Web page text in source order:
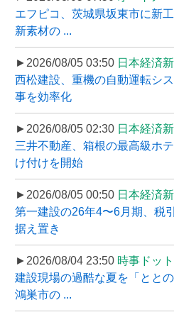
エフピコ、茨城県坂東市に新
新素材の ...
►2026/08/05 03:50 日本経済
西松建設、重機の自動運転シ
事を効率化
►2026/08/05 02:30 日本経済
三井不動産、箱根の最高級ホ
け付けを開始
►2026/08/05 00:50 日本経済
第一建設の26年4〜6月期、税
据え置き
►2026/08/04 23:50 時事ドッ
建設現場の過酷な夏を「とと
鴻巣市の ...